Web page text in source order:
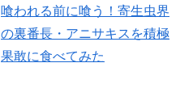
喰われる前に喰う！寄生虫界
の裏番長・アニサキスを積極
果敢に食べてみた